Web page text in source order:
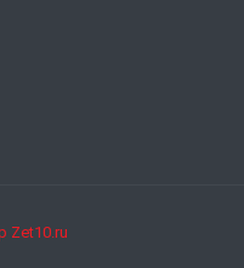
Zet10.ru